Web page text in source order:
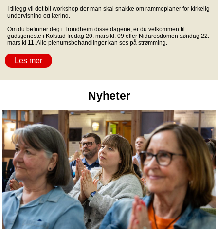
I tillegg vil det bli workshop der man skal snakke om rammeplaner for kirkelig
undervisning og læring.
Om du befinner deg i Trondheim disse dagene, er du velkommen til
gudstjeneste i Kolstad fredag 20. mars kl. 09 eller Nidarosdomen søndag 22.
mars kl 11. Alle plenumsbehandlinger kan ses på strømming.
Les mer
Nyheter